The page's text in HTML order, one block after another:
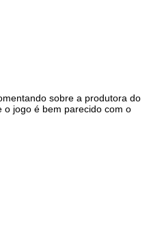
sobre a produtora do
o jogo é bem parecido com o